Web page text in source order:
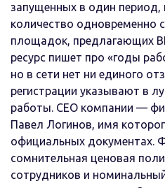
запущенных в один период,
количество одновременно
площадок, предлагающих
ресурс пишет про «годы
но в сети нет ни единого
регистрации указывают в
работы. СЕО компании —
Павел Логинов, имя
официальных документах.
сомнительная ценовая
сотрудников и